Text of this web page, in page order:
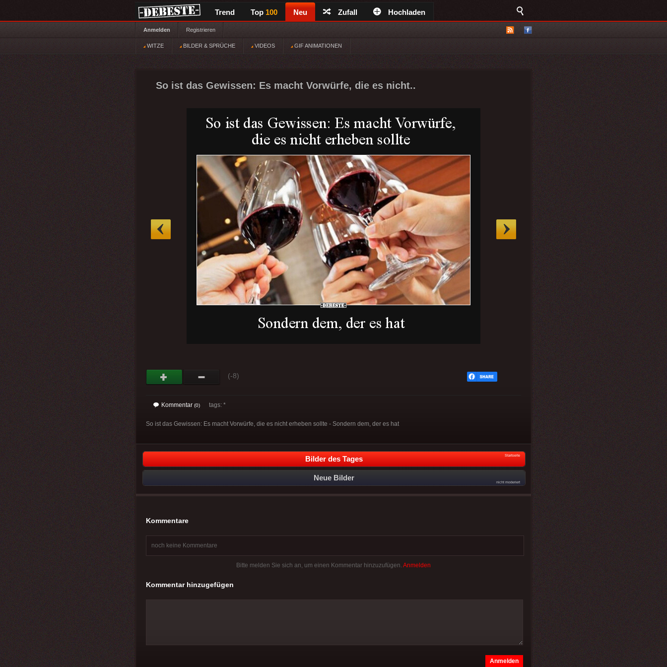
Trend Top 100 Neu Zufall Hochladen
Anmelden Registrieren
WITZE BILDER & SPRÜCHE VIDEOS GIF ANIMATIONEN
So ist das Gewissen: Es macht Vorwürfe, die es nicht..
(-8)
Kommentar (0) tags: *
So ist das Gewissen: Es macht Vorwürfe, die es nicht erheben sollte - Sondern dem, der es hat
Bilder des Tages Startseite
Neue Bilder
nicht moderiert
Kommentare
noch keine Kommentare
Bitte melden Sie sich an, um einen Kommentar hinzuzufügen. Anmelden
Kommentar hinzugefügen